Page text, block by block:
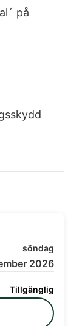
på
söndag
2026
Tillgänglig